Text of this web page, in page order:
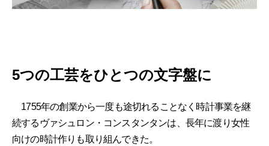
5つの工芸をひとつの文字盤に
1755年の創業から一度も途切れることなく時計事業を継
続するヴァシュロン・コンスタンタンは、長年に渡り女性
向けの時計作りも取り組んできた。